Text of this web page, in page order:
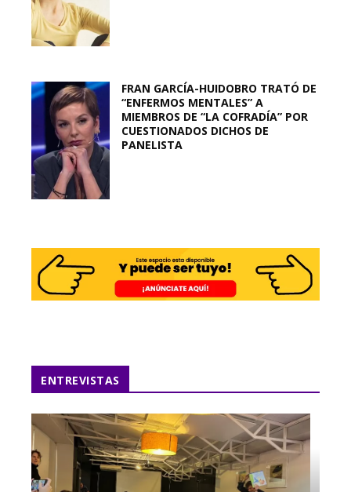
FRAN GARCÍA-HUIDOBRO TRATÓ DE
“ENFERMOS MENTALES” A
MIEMBROS DE “LA COFRADÍA” POR
CUESTIONADOS DICHOS DE
PANELISTA
ENTREVISTAS